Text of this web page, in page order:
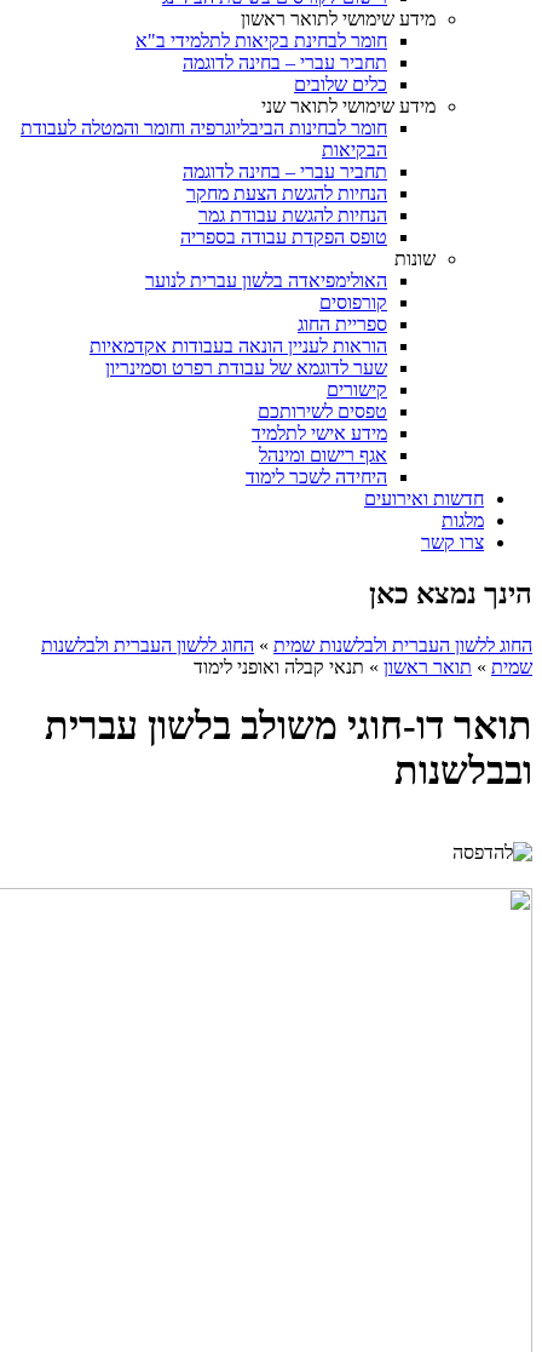
מידע שימושי לתואר ראשון
חומר לבחינת בקיאות לתלמידי ב"א
תחביר עברי – בחינה לדוגמה
כלים שלובים
מידע שימושי לתואר שני
חומר לבחינות הביבליוגרפיה וחומר והמטלה לעבודת
הבקיאות
תחביר עברי – בחינה לדוגמה
הנחיות להגשת הצעת מחקר
הנחיות להגשת עבודת גמר
טופס הפקדת עבודה בספריה
שונות
האולימפיאדה בלשון עברית לנוער
קורפוסים
ספריית החוג
הוראות לעניין הונאה בעבודות אקדמאיות
שער לדוגמא של עבודת רפרט וסמינריון
קישורים
טפסים לשירותכם
מידע אישי לתלמיד
אגף רישום ומינהל
היחידה לשכר לימוד
חדשות ואירועים
מלגות
צרו קשר
הינך נמצא כאן
החוג ללשון העברית ולבלשנות שמית » החוג ללשון העברית ולבלשנות
שמית » תואר ראשון » תנאי קבלה ואופני לימוד
תואר דו-חוגי משולב בלשון עברית
ובבלשנות